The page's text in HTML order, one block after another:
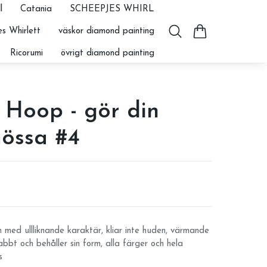
Catania SCHEEPJES WHIRL
Whirlett väskor diamond painting
Ricorumi övrigt diamond painting
Hoop - gör din
#4
ullliknande karaktär, kliar inte huden, värmande
och behåller sin form, alla färger och hela